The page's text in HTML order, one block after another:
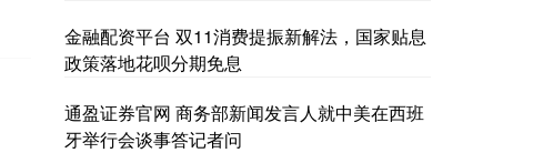
金融配资平台 双11消费提振新解法，国家贴息
政策落地花呗分期免息
通盈证券官网 商务部新闻发言人就中美在西班
牙举行会谈事答记者问